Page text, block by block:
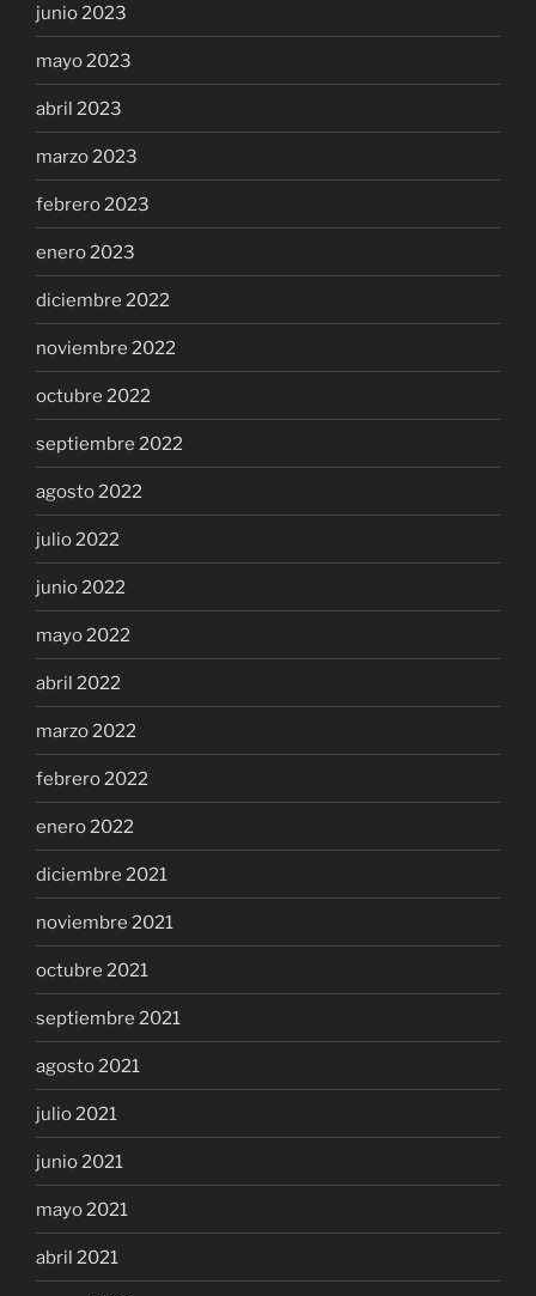
junio 2023
mayo 2023
abril 2023
marzo 2023
febrero 2023
enero 2023
diciembre 2022
noviembre 2022
octubre 2022
septiembre 2022
agosto 2022
julio 2022
junio 2022
mayo 2022
abril 2022
marzo 2022
febrero 2022
enero 2022
diciembre 2021
noviembre 2021
octubre 2021
septiembre 2021
agosto 2021
julio 2021
junio 2021
mayo 2021
abril 2021